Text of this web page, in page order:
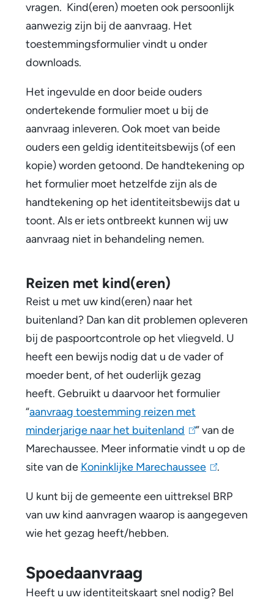
vragen. Kind(eren) moeten ook persoonlijk
aanwezig zijn bij de aanvraag. Het
toestemmingsformulier vindt u onder
downloads.
Het ingevulde en door beide ouders
ondertekende formulier moet u bij de
aanvraag inleveren. Ook moet van beide
ouders een geldig identiteitsbewijs (of een
kopie) worden getoond. De handtekening op
het formulier moet hetzelfde zijn als de
handtekening op het identiteitsbewijs dat u
toont. Als er iets ontbreekt kunnen wij uw
aanvraag niet in behandeling nemen.
Reizen met kind(eren)
Reist u met uw kind(eren) naar het
buitenland? Dan kan dit problemen opleveren
bij de paspoortcontrole op het vliegveld. U
heeft een bewijs nodig dat u de vader of
moeder bent, of het ouderlijk gezag
heeft. Gebruikt u daarvoor het formulier
“aanvraag toestemming reizen met
minderjarige naar het buitenland
l
i
k
t
” van de
Marechaussee. Meer informatie vindt u op de
site van de Koninklijke Marechaussee
i
n
e
.
U kunt bij de gemeente een uittreksel BRP
van uw kind aanvragen waarop is aangegeven
wie het gezag heeft/hebben.
Spoedaanvraag
Heeft u uw identiteitskaart snel nodig? Bel